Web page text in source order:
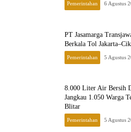
Pemerintahan 6 Agustus
PT Jasamarga
Berkala Tol
Pemerintahan 5 Agustus
8.000 Liter Air Bersih
Jangkau 1.050 Warga
Blitar
Pemerintahan 5 Agustus